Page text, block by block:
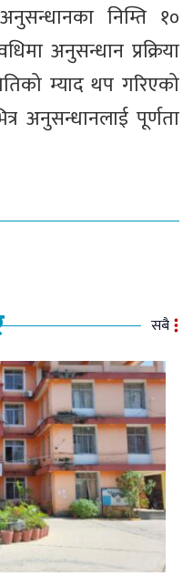
निम्ति १०
अनुसन्धान प्रक्रिया
म्याद थप गरिएको
अनुसन्धानलाई पूर्णता
सबै